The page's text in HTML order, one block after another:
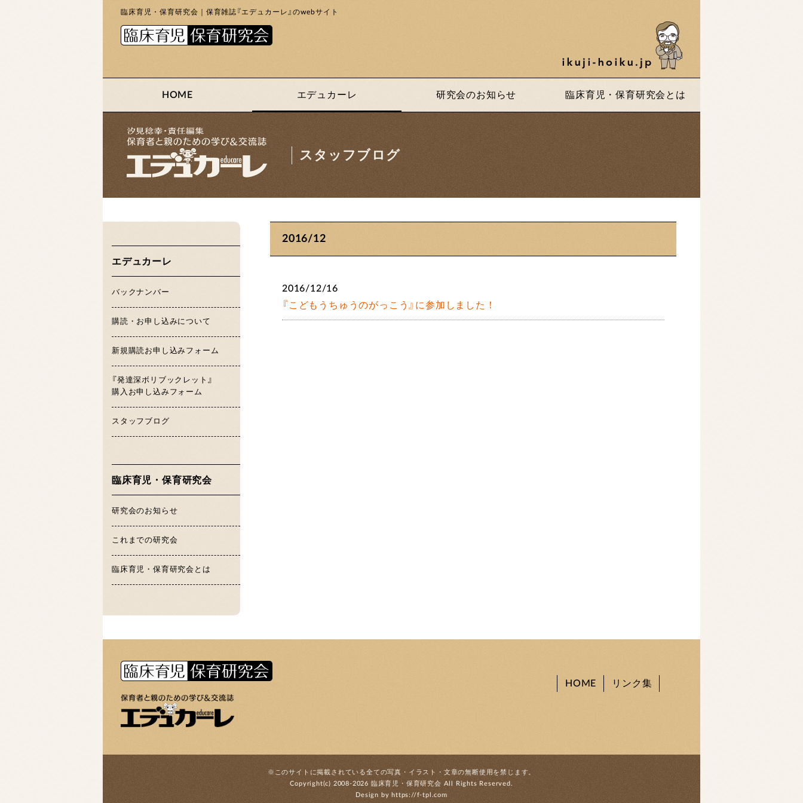
臨床育児・保育研究会｜保育雑誌『エデュカーレ』のwebサイト
HOME エデュカーレ 研究会のお知らせ 臨床育児・保育研究会とは
スタッフブログ
2016/12
2016/12/16
『こどもうちゅうのがっこう』に参加しました！
エデュカーレ
バックナンバー
購読・お申し込みについて
新規購読お申し込みフォーム
『発達深ボリブックレット』
購入お申し込みフォーム
スタッフブログ
臨床育児・保育研究会
研究会のお知らせ
これまでの研究会
臨床育児・保育研究会とは
HOME リンク集
※このサイトに掲載されている全ての写真・ イラスト・文章の無断使用を禁じます。
Copyright(c) 2008-2026 臨床育児・保育研究会 All Rights Reserved.
Design by https://f-tpl.com